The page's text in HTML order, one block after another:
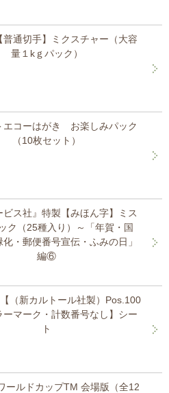
普通切手】ミクスチャー（大容
量１kｇパック）
エコーはがき お楽しみパック
（10枚セット）
ビス社』特製【みほん字】ミス
ク（25種入り）～「年賀・国
・郵便番号宣伝・ふみの日」
編⑥
（新カルトール社製）Pos.100
ーマーク・計数番号なし】シー
ト
ールドカップTM 会場版（全12